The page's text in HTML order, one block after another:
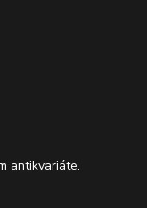
antikvariáte.